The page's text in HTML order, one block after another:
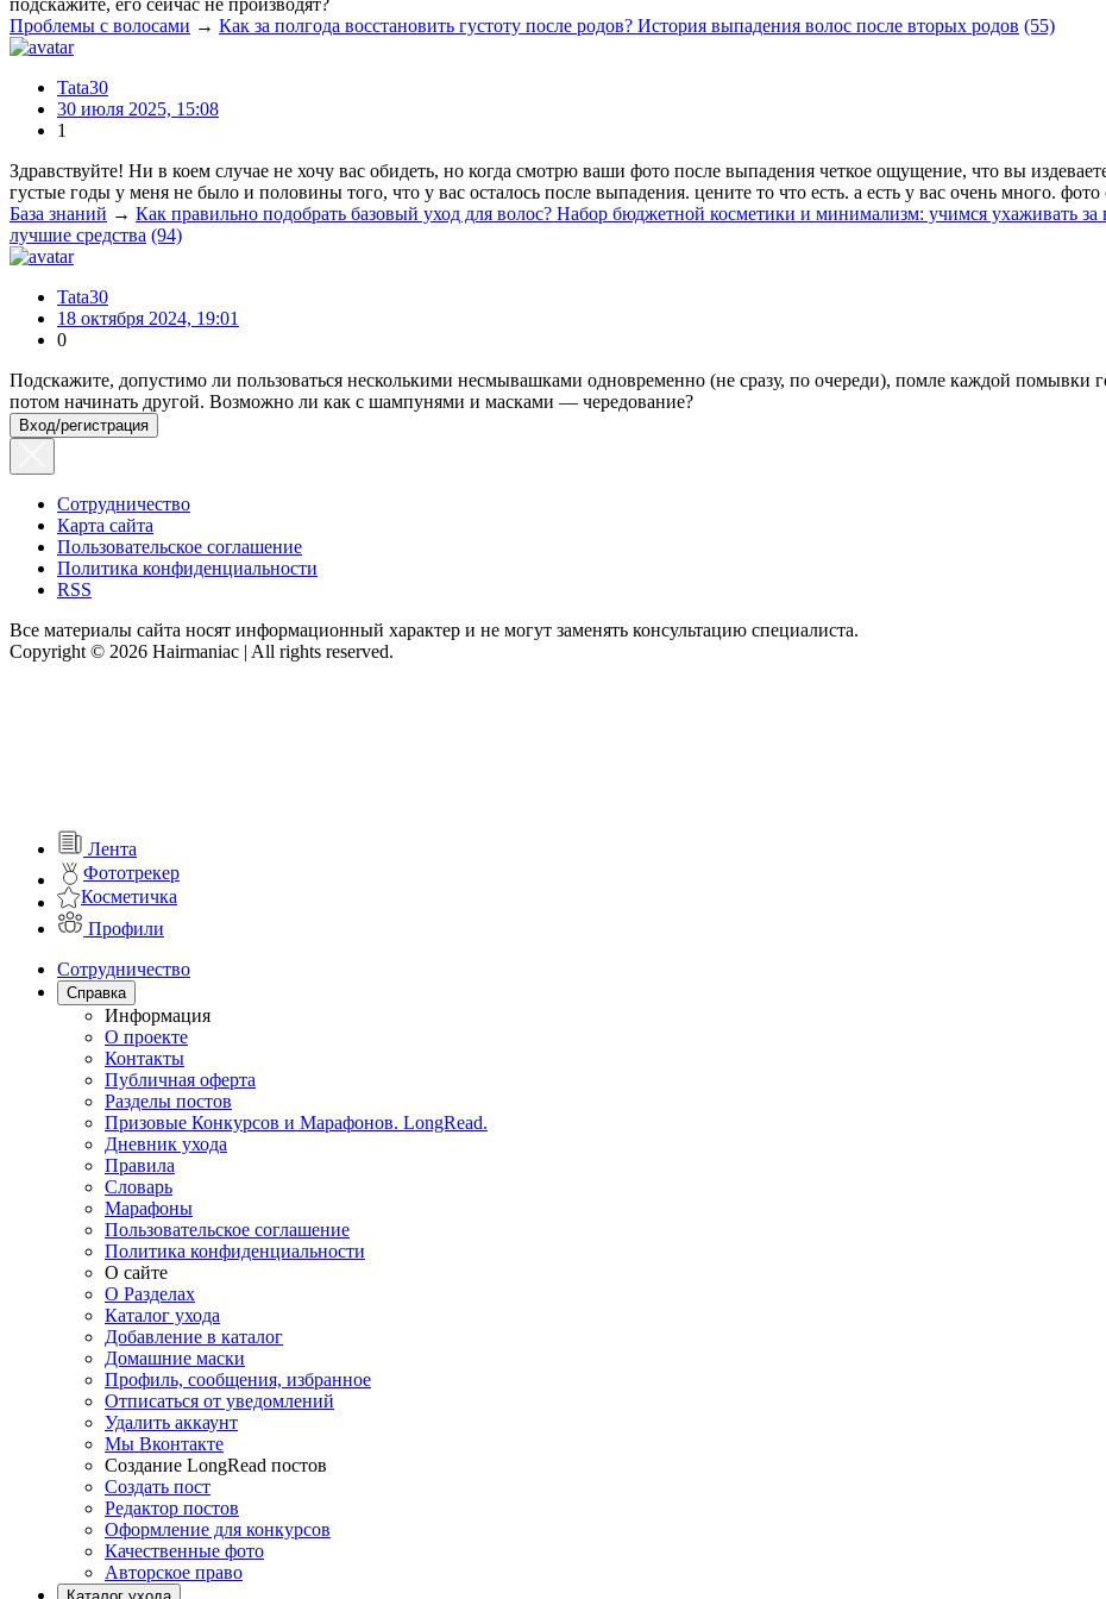
Проблемы с волосами → Как за полгода восстановить густоту после родов? История выпадения волос после вторых родов (55)
Tata30
30 июля 2025, 15:08
1
Здравствуйте! Ни в коем случае не хочу вас обидеть, но когда смотрю ваши фото после выпадения четкое ощущение, что вы
густые годы у меня не было и половины того, что у вас осталось после выпадения. цените то что есть. а есть у вас очень много.
База знаний → Как правильно подобрать базовый уход для волос? Набор бюджетной косметики и минимализм: учимся ухаживать
лучшие средства (94)
Tata30
18 октября 2024, 19:01
0
Подскажите, допустимо ли пользоваться несколькими несмывашками одновременно (не сразу, по очереди), помле каждой
потом начинать другой. Возможно ли как с шампунями и масками — чередование?
Вход/регистрация
Сотрудничество
Карта сайта
Пользовательское соглашение
Политика конфиденциальности
RSS
Все материалы сайта носят информационный характер и не могут заменять консультацию специалиста.
Copyright © 2026 Hairmaniac | All rights reserved.
Лента
Фототрекер
Косметичка
Профили
Сотрудничество
Справка
Информация
О проекте
Контакты
Публичная оферта
Разделы постов
Призовые Конкурсов и Марафонов. LongRead.
Дневник ухода
Правила
Словарь
Марафоны
Пользовательское соглашение
Политика конфиденциальности
О сайте
О Разделах
Каталог ухода
Добавление в каталог
Домашние маски
Профиль, сообщения, избранное
Отписаться от уведомлений
Удалить аккаунт
Мы Вконтакте
Создание LongRead постов
Создать пост
Редактор постов
Оформление для конкурсов
Качественные фото
Авторское право